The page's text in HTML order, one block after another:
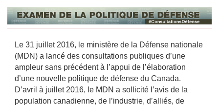
À
vous
la
parole
Le 31 juillet 2016, le ministère de la Défense nationale
(MDN) a lancé des consultations publiques d’une
ampleur sans précédent à l’appui de l’élaboration
d’une nouvelle politique de défense du Canada.
D’avril à juillet 2016, le MDN a sollicité l’avis de la
population canadienne, de l’industrie, d’alliés, de
Détails
de
la
page